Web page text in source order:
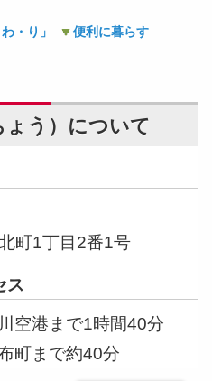
・り」
便利に暮らす
ょう）について
町1丁目2番1号
ス
空港まで1時間40分
町まで約40分